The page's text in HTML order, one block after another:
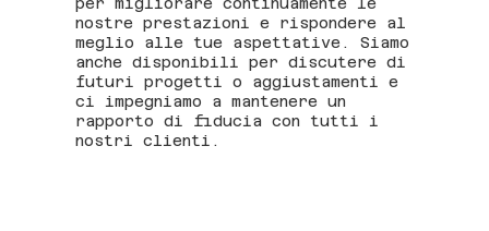
per migliorare continuamente le
nostre prestazioni e rispondere al
meglio alle tue aspettative. Siamo
anche disponibili per discutere di
futuri progetti o aggiustamenti e
ci impegniamo a mantenere un
rapporto di fiducia con tutti i
nostri clienti.